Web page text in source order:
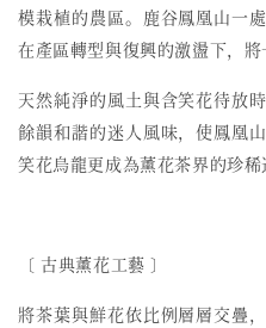
模栽植的農區。鹿谷鳳凰山一
在產區轉型與復興的激盪下，將
天然純淨的風土與含笑花待放
餘韻和諧的迷人風味，使鳳凰
笑花烏龍更成為薰花茶界的珍稀
〔 古典薰花工藝 〕
將茶葉與鮮花依比例層層交疊